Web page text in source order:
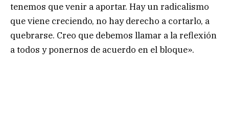
tenemos que venir a aportar. Hay un radicalismo
que viene creciendo, no hay derecho a cortarlo, a
quebrarse. Creo que debemos llamar a la reflexión
a todos y ponernos de acuerdo en el bloque».